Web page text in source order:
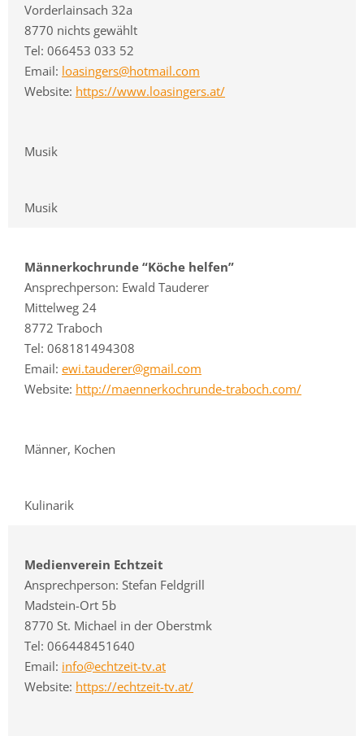
Vorderlainsach 32a
8770 nichts gewählt
Tel: 066453 033 52
Email: loasingers@hotmail.com
Website: https://www.loasingers.at/
Musik
Musik
Männerkochrunde “Köche helfen”
Ansprechperson: Ewald Tauderer
Mittelweg 24
8772 Traboch
Tel: 068181494308
Email: ewi.tauderer@gmail.com
Website: http://maennerkochrunde-traboch.com/
Männer, Kochen
Kulinarik
Medienverein Echtzeit
Ansprechperson: Stefan Feldgrill
Madstein-Ort 5b
8770 St. Michael in der Oberstmk
Tel: 066448451640
Email: info@echtzeit-tv.at
Website: https://echtzeit-tv.at/